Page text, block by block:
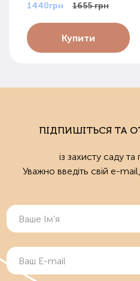
1440грн 1655 грн
Купити
ПІДПИШІТЬСЯ ТА
із захисту саду та
Уважно введіть свій e-